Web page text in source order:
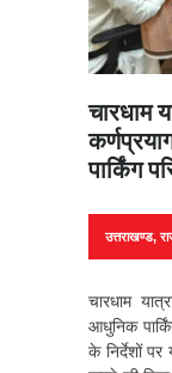
चारधाम
पार्किंग
उत्तराखण्ड,
चारधाम
आधुनिक
के निर्देशों